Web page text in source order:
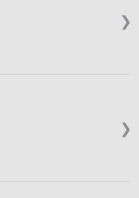
❯
❯